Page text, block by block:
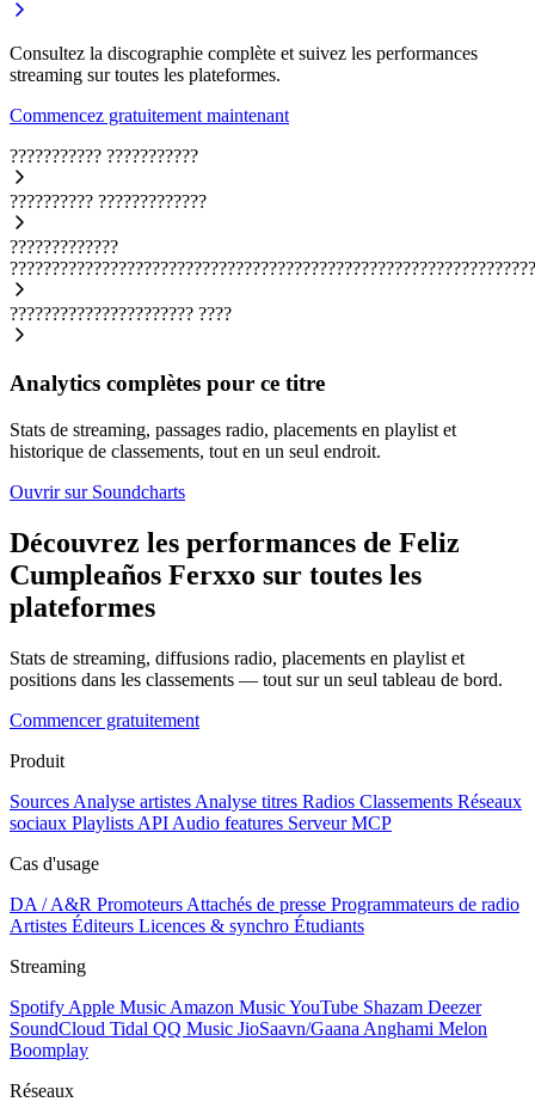
Consultez la discographie complète et suivez les performances
streaming sur toutes les plateformes.
Commencez gratuitement maintenant
??????????? ???????????
?????????? ?????????????
?????????????
???????????????????????????????????????????????????????????????
?????????????????????? ????
Analytics complètes pour ce titre
Stats de streaming, passages radio, placements en playlist et
historique de classements, tout en un seul endroit.
Ouvrir sur Soundcharts
Découvrez les performances de Feliz
Cumpleaños Ferxxo sur toutes les
plateformes
Stats de streaming, diffusions radio, placements en playlist et
positions dans les classements — tout sur un seul tableau de bord.
Commencer gratuitement
Produit
Sources Analyse artistes Analyse titres Radios Classements Réseaux
sociaux Playlists API Audio features Serveur MCP
Cas d'usage
DA / A&R Promoteurs Attachés de presse Programmateurs de radio
Artistes Éditeurs Licences & synchro Étudiants
Streaming
Spotify Apple Music Amazon MusicYouTube Shazam Deezer
SoundCloud Tidal QQ Music JioSaavn/Gaana Anghami Melon
Boomplay
Réseaux